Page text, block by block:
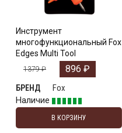
Инструмент
многофункциональный Fox
Edges Multi Tool
1379₽ 896 ₽
БРЕНД
Fox
Наличие
В КОРЗИНУ